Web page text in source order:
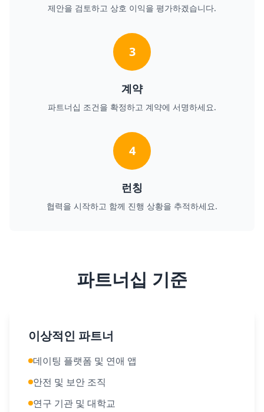
제안을 검토하고 상호 이익을 평가하겠습니다.
3
계약
파트너십 조건을 확정하고 계약에 서명하세요.
4
런칭
협력을 시작하고 함께 진행 상황을 추적하세요.
파트너십 기준
이상적인 파트너
데이팅 플랫폼 및 연애 앱
안전 및 보안 조직
연구 기관 및 대학교